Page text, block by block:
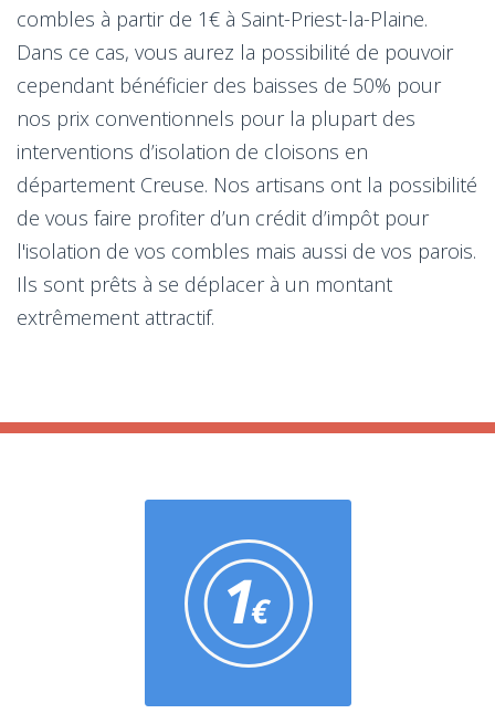
combles à partir de 1€ à Saint-Priest-la-Plaine.
Dans ce cas, vous aurez la possibilité de pouvoir
cependant bénéficier des baisses de 50% pour
nos prix conventionnels pour la plupart des
interventions d’isolation de cloisons en
département Creuse. Nos artisans ont la possibilité
de vous faire profiter d’un crédit d’impôt pour
l'isolation de vos combles mais aussi de vos parois.
Ils sont prêts à se déplacer à un montant
extrêmement attractif.